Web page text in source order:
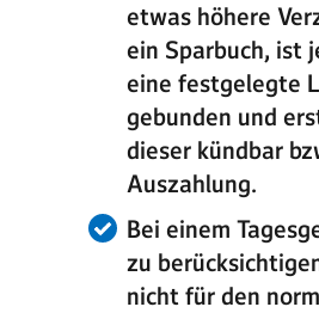
etwas höhere
ein Sparbuch, ist
eine festgelegte
gebunden und
dieser kündbar
Auszahlung.
Bei einem
zu
nicht für den